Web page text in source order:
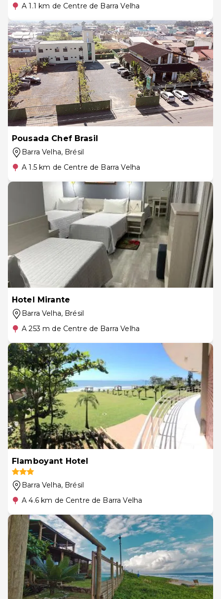
A 1.1 km de Centre de Barra Velha
Pousada Chef Brasil
Barra Velha, Brésil
A 1.5 km de Centre de Barra Velha
Hotel Mirante
Barra Velha, Brésil
A 253 m de Centre de Barra Velha
Flamboyant Hotel
Barra Velha, Brésil
A 4.6 km de Centre de Barra Velha